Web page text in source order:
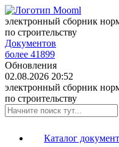
электронный сборник
по строительству
Документов
более 41899
Обновления
02.08.2026 20:52
электронный сборник
по строительству
Каталог